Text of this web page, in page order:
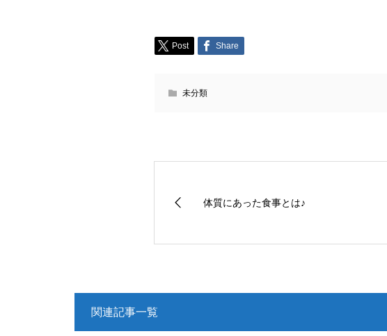
Post Share
未分類
体質にあった食事とは♪
関連記事一覧